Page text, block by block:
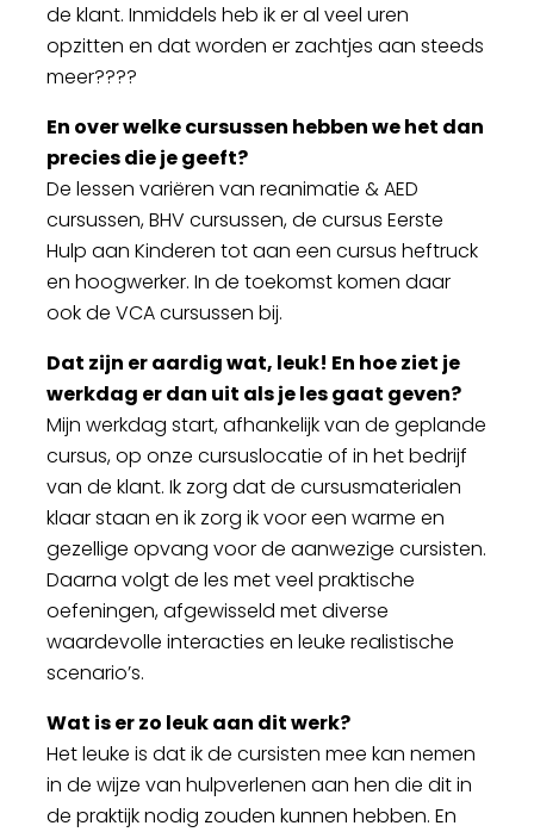
de klant. Inmiddels heb ik er al veel uren
opzitten en dat worden er zachtjes aan steeds
meer????
En over welke cursussen hebben we het dan
precies die je geeft?
De lessen variëren van reanimatie & AED
cursussen, BHV cursussen, de cursus Eerste
Hulp aan Kinderen tot aan een cursus heftruck
en hoogwerker. In de toekomst komen daar
ook de VCA cursussen bij.
Dat zijn er aardig wat, leuk! En hoe ziet je
werkdag er dan uit als je les gaat geven?
Mijn werkdag start, afhankelijk van de geplande
cursus, op onze cursuslocatie of in het bedrijf
van de klant. Ik zorg dat de cursusmaterialen
klaar staan en ik zorg ik voor een warme en
gezellige opvang voor de aanwezige cursisten.
Daarna volgt de les met veel praktische
oefeningen, afgewisseld met diverse
waardevolle interacties en leuke realistische
scenario’s.
Wat is er zo leuk aan dit werk?
Het leuke is dat ik de cursisten mee kan nemen
in de wijze van hulpverlenen aan hen die dit in
de praktijk nodig zouden kunnen hebben. En